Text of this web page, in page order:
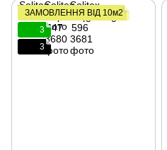
ЗАМОВЛЕННЯ ВІД 10м2
3
3